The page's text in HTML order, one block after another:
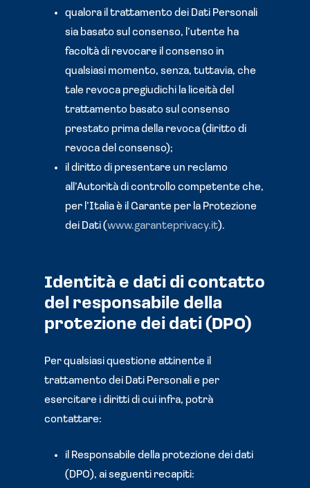
qualora il trattamento dei Dati Personali
sia basato sul consenso, l’utente ha
facoltà di revocare il consenso in
qualsiasi momento, senza, tuttavia, che
tale revoca pregiudichi la liceità del
trattamento basato sul consenso
prestato prima della revoca (diritto di
revoca del consenso);
il diritto di presentare un reclamo
all’Autorità di controllo competente che,
per l’Italia è il Garante per la Protezione
dei Dati (www.garanteprivacy.it).
Identità e dati di contatto
del responsabile della
protezione dei dati (DPO)
Per qualsiasi questione attinente il
trattamento dei Dati Personali e per
esercitare i diritti di cui infra, potrà
contattare:
il Responsabile della protezione dei dati
(DPO), ai seguenti recapiti: